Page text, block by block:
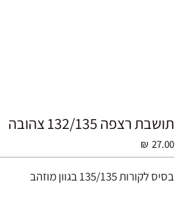
תושבת רצפה 132/135 צהובה
₪ 27.00
בסיס לקורות 135/135 בגוון מוזהב